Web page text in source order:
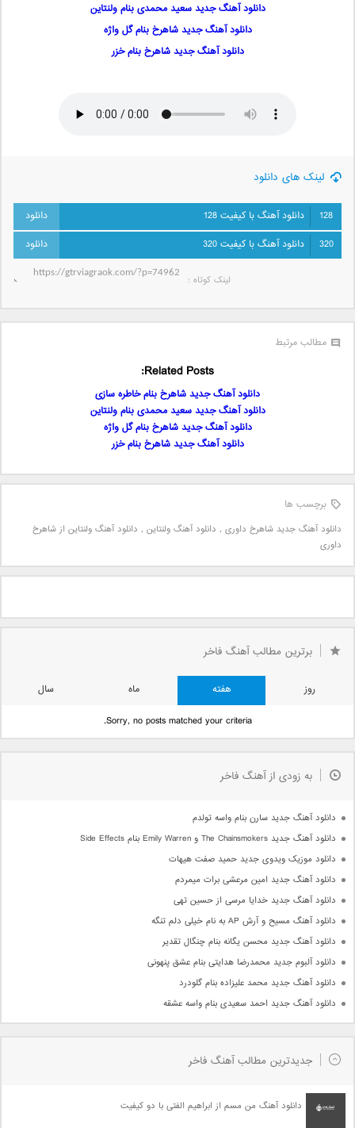
دانلود آهنگ جدید سعید محمدی بنام ولنتاین
دانلود آهنگ جدید شاهرخ بنام گل واژه
دانلود آهنگ جدید شاهرخ بنام خزر
لینک های دانلود
128
دانلود آهنگ با کیفیت 128
320
دانلود آهنگ با کیفیت 320
لینک کوتاه‌ :
مطالب مرتبط
Related Posts:
دانلود آهنگ جدید شاهرخ بنام خاطره سازی
دانلود آهنگ جدید سعید محمدی بنام ولنتاین
دانلود آهنگ جدید شاهرخ بنام گل واژه
دانلود آهنگ جدید شاهرخ بنام خزر
برچسب ها
دانلود آهنگ جدید شاهرخ داوری , دانلود آهنگ ولنتاین , دانلود آهنگ ولنتاین از شاهرخ
داوری
برترین مطالب آهنگ فاخر
روز هفته ماه
سال
Sorry, no posts matched your criteria.
به زودی از آهنگ فاخر
دانلود آهنگ جدید سارن بنام واسه تولدم
دانلود آهنگ جدید The Chainsmokers و Emily Warren بنام Side Effects
دانلود موزیک ویدوی جدید حمید صفت هیهات
دانلود آهنگ جدید امین مرعشی برات میمردم
دانلود آهنگ جدید خدایا مرسی از حسین تهی
دانلود آهنگ مسیح و آرش AP به نام خیلی دلم تنگه
دانلود آهنگ جدید محسن یگانه بنام چنگال تقدیر
دانلود آلبوم جدید محمدرضا هدایتی بنام عشق پنهونی
دانلود آهنگ جدید محمد علیزاده بنام گلودرد
دانلود آهنگ جدید احمد سعیدی بنام واسه عشقه
جدیدترین مطالب آهنگ فاخر
دانلود آهنگ من مسم از ابراهیم الفتی با دو کیفیت